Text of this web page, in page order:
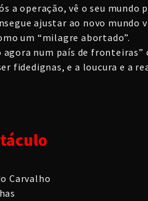
a operação, vê o seu mundo
ajustar ao novo mundo
um “milagre abortado”.
num país de fronteiras”
fidedignas, e a loucura e a
Carvalho